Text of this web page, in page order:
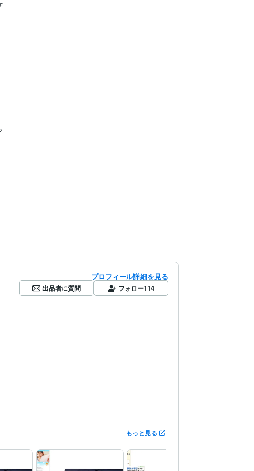
プロフィール詳細を見る
出品者に質問 フォロー114
ト:5年PowerPoint:7年Word:7年Adobe Photoshop:5年
LINEリッチメニュー ロゴ制作 名刺・ショップカード制
もっと見る